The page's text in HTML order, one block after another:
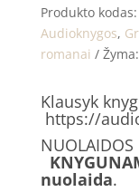
Produkto kodas:
Audioknygos,
romanai
Žyma:
Klausyk
https://
NUOLAIDOS
nuolaida.